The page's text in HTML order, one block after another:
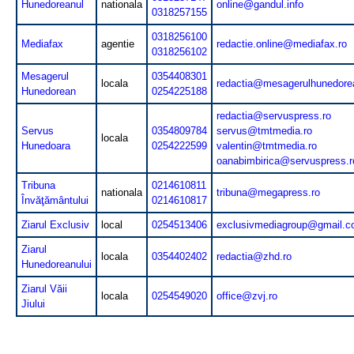
Hunedoreanul nationala
0318257155
online@gandul.info
Mediafax agentie
0318256100
0318256102
redactie.online@mediafax.ro
Mesagerul
Hunedorean
locala
0354408301
0254225188
Servus
Hunedoara
locala
0354809784
0254222599
redactia@servuspress.ro
servus@tmtmedia.ro
valentin@tmtmedia.ro
Tribuna
Învăţământului
nationala
0214610811
0214610817
tribuna@megapress.ro
Ziarul Exclusiv local 0254513406
Ziarul
Hunedoreanului
locala 0354402402 redactia@zhd.ro
Ziarul Văii
Jiului
locala 0254549020 office@zvj.ro